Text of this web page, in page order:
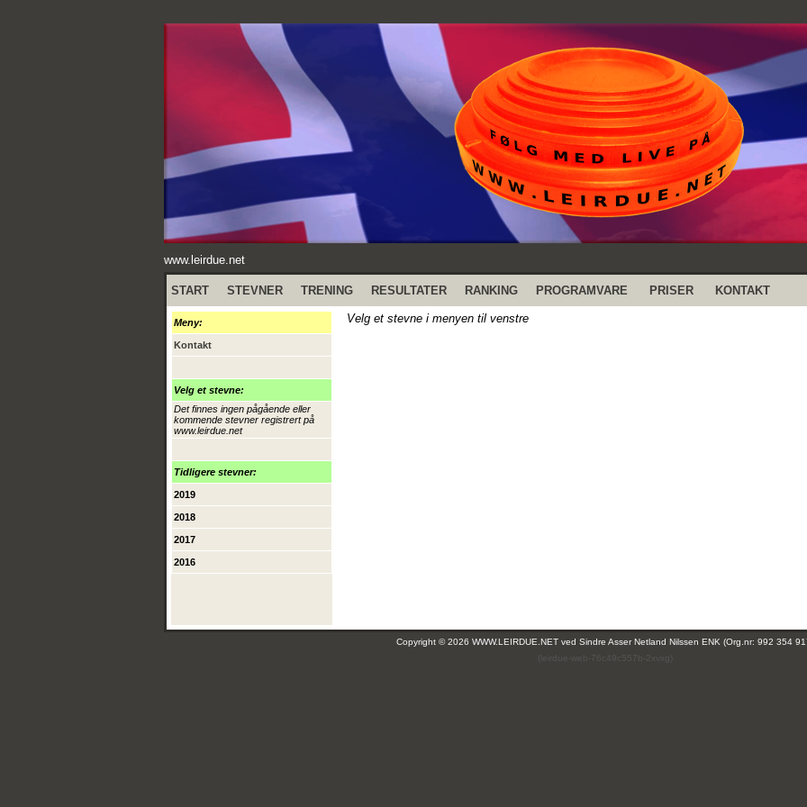
www.leirdue.net
START STEVNER TRENING RESULTATER RANKING PROGRAMVARE PRISER KONTAKT
Meny:
Kontakt
Velg et stevne:
Det finnes ingen pågående eller
kommende stevner registrert på
www.leirdue.net
Tidligere stevner:
2019
2018
2017
2016
Velg et stevne i menyen til venstre
Copyright © 2026 WWW.LEIRDUE.NET ved Sindre Asser Netland Nilssen ENK (Org.nr: 992 354
(leirdue-web-76c49c557b-2xvxg)